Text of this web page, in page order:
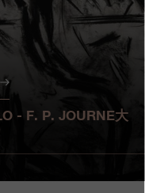
- F. P. JOURNE大